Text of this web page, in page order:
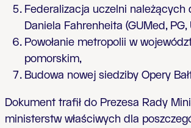
Federalizacja uczelni należących
Daniela Fahrenheita (GUMed, PG,
Powołanie metropolii w
pomorskim,
Budowa nowej siedziby Opery
Dokument trafił do Prezesa Rady
ministerstw właściwych dla